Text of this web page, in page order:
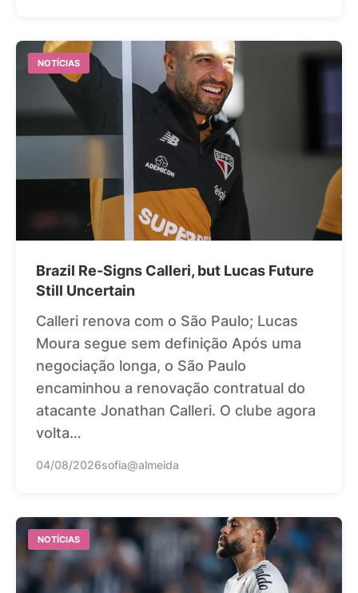
NOTÍCIAS
Brazil Re-Signs Calleri, but Lucas Future
Still Uncertain
Calleri renova com o São Paulo; Lucas
Moura segue sem definição Após uma
negociação longa, o São Paulo
encaminhou a renovação contratual do
atacante Jonathan Calleri. O clube agora
volta…
04/08/2026sofia@almeida
NOTÍCIAS